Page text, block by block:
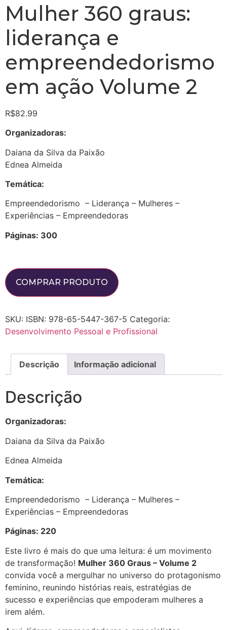
Mulher 360 graus:
liderança e
empreendedorismo
em ação Volume 2
R$82.99
Organizadoras:
Daiana da Silva da Paixão
Ednea Almeida
Temática:
Empreendedorismo – Liderança – Mulheres –
Experiências – Empreendedoras
Páginas: 300
COMPRAR PRODUTO
SKU: ISBN: 978-65-5447-367-5 Categoria:
Desenvolvimento Pessoal e Profissional
Descrição Informação adicional
Descrição
Organizadoras:
Daiana da Silva da Paixão
Ednea Almeida
Temática:
Empreendedorismo – Liderança – Mulheres –
Experiências – Empreendedoras
Páginas: 220
Este livro é mais do que uma leitura: é um movimento
de transformação! Mulher 360 Graus – Volume 2
convida você a mergulhar no universo do protagonismo
feminino, reunindo histórias reais, estratégias de
sucesso e experiências que empoderam mulheres a
irem além.